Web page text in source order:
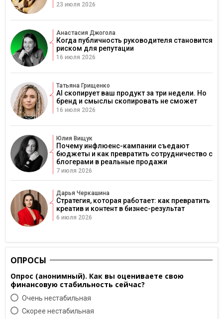
23 июля 2026
Анастасия Джогола
Когда публичность руководителя становится
риском для репутации
16 июля 2026
Татьяна Грищенко
AI скопирует ваш продукт за три недели. Но
бренд и смыслы скопировать не сможет
16 июля 2026
Юлия Вищук
Почему инфлюенс-кампании съедают
бюджеты и как превратить сотрудничество с
блогерами в реальные продажи
7 июля 2026
Дарья Черкашина
Стратегия, которая работает: как превратить
креатив и контент в бизнес-результат
6 июля 2026
ОПРОСЫ
Опрос (анонимный). Как вы оцениваете свою
финансовую стабильность сейчас?
Очень нестабильная
Скорее нестабильная